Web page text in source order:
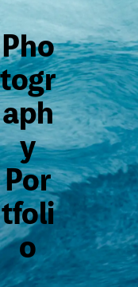
Pho
togr
aph
y
Por
tfoli
o